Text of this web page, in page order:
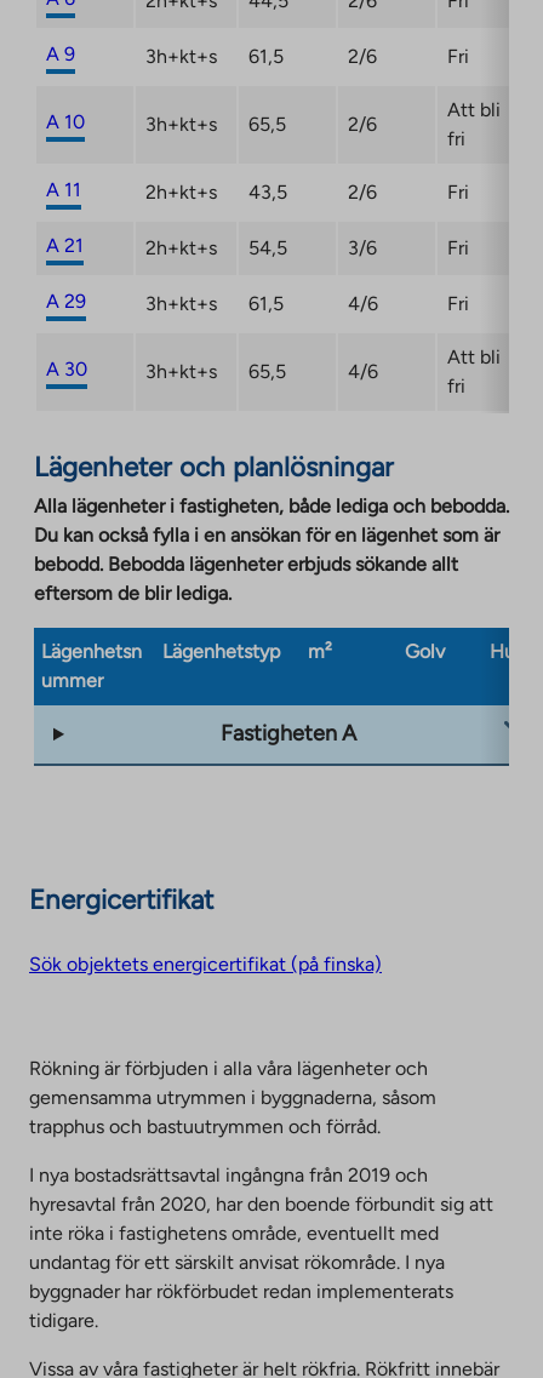
A 9 3h+kt+s 61,5 2/6 Fri
A 10 3h+kt+s 65,5 2/6
Att bli
fri
A 11 2h+kt+s 43,5 2/6 Fri
A 21 2h+kt+s 54,5 3/6 Fri
A 29 3h+kt+s 61,5 4/6 Fri
A 30 3h+kt+s 65,5 4/6
Att bli
fri
Lägenheter och planlösningar
Alla lägenheter i fastigheten, både lediga och bebodda.
Du kan också fylla i en ansökan för en lägenhet som är
bebodd. Bebodda lägenheter erbjuds sökande allt
eftersom de blir lediga.
Lägenhetsn
ummer
Lägenhetstyp m² Golv
Fastigheten A
Energicertifikat
Sök objektets energicertifikat (på finska)
Rökning är förbjuden i alla våra lägenheter och
gemensamma utrymmen i byggnaderna, såsom
trapphus och bastuutrymmen och förråd.
I nya bostadsrättsavtal ingångna från 2019 och
hyresavtal från 2020, har den boende förbundit sig att
inte röka i fastighetens område, eventuellt med
undantag för ett särskilt anvisat rökområde. I nya
byggnader har rökförbudet redan implementerats
tidigare.
Vissa av våra fastigheter är helt rökfria. Rökfritt innebär